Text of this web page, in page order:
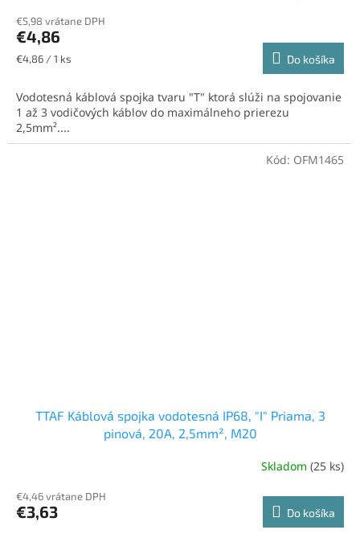
produktu
je
5,0
hviezdičiek.
€5,98 vrátane DPH
€4,86
Jednotková
€4,86 / 1 ks Do košíka
Vodotesná káblová spojka tvaru "T" ktorá slúži na spojovanie
1 až 3 vodičových káblov do maximálneho prierezu
2,5mm²....
TTAF Káblová spojka vodotesná IP68, "I" Priama, 3
pinová, 20A, 2,5mm², M20
produktu
je
Skladom(25 ks)
€4,46 vrátane DPH
€3,63 Do košíka
Kód: OFM1465